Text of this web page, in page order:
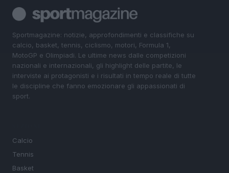
Sportmagazine: notizie, approfondimenti e classifiche su
calcio, basket, tennis, ciclismo, motori, Formula 1,
MotoGP e Olimpiadi. Le ultime news dalle competizioni
nazionali e internazionali, gli highlight delle partite, le
interviste ai protagonisti e i risultati in tempo reale di tutte
le discipline che fanno emozionare gli appassionati di
sport.
Calcio
Tennis
Basket